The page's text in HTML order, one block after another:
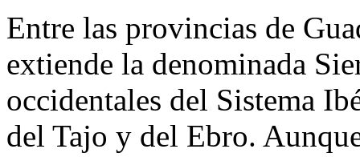
Entre las provincias de
extiende la denominada
occidentales del Sistema
del Tajo y del Ebro.